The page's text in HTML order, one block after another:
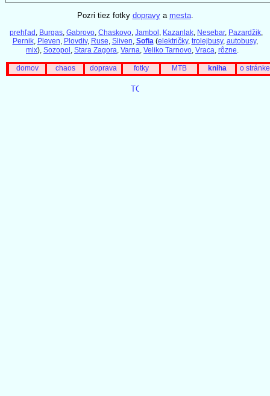
Pozri tiez fotky dopravya mesta.
prehľad , Burgas, Gabrovo, Chaskovo, Jambol , Kazanlak, Nesebar, Pazardžik,
Pernik, Pleven, Plovdiv, Ruse, Sliven, Sofia(električky, trolejbusy, autobusy,
mix), Sozopol , Stara Zagora, Varna, Veliko Tarnovo, Vraca, rôzne.
domov chaos doprava fotky MTB kniha o stránke